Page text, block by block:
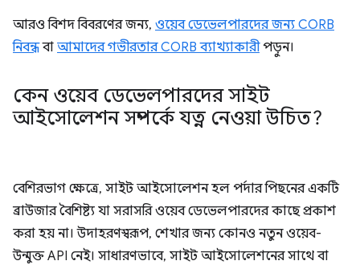
আরও বিশদ বিবরণের জন্য, ওয়েব ডেভেলপারদের জন্য CORB
নিবন্ধবা আমাদের গভীরতার CORB ব্যাখ্যাকারীপড়ুন।
কেন ওয়েব ডেভেলপারদের সাইট
আইসোলেশন সম্পর্কে যত্ন নেওয়া উচিত?
বেশিরভাগ ক্ষেত্রে, সাইট আইসোলেশন হল পর্দার পিছনের একটি
ব্রাউজার বৈশিষ্ট্য যা সরাসরি ওয়েব ডেভেলপারদের কাছে প্রকাশ
করা হয় না। উদাহরণস্বরূপ, শেখার জন্য কোনও নতুন ওয়েব-
উন্মুক্ত API নেই। সাধারণভাবে, সাইট আইসোলেশনের সাথে বা